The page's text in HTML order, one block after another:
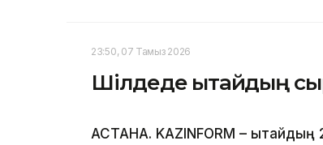
23:50, 07 Тамыз 2026
Шілдеде Қытайдың
АСТАНА. KAZINFORM –